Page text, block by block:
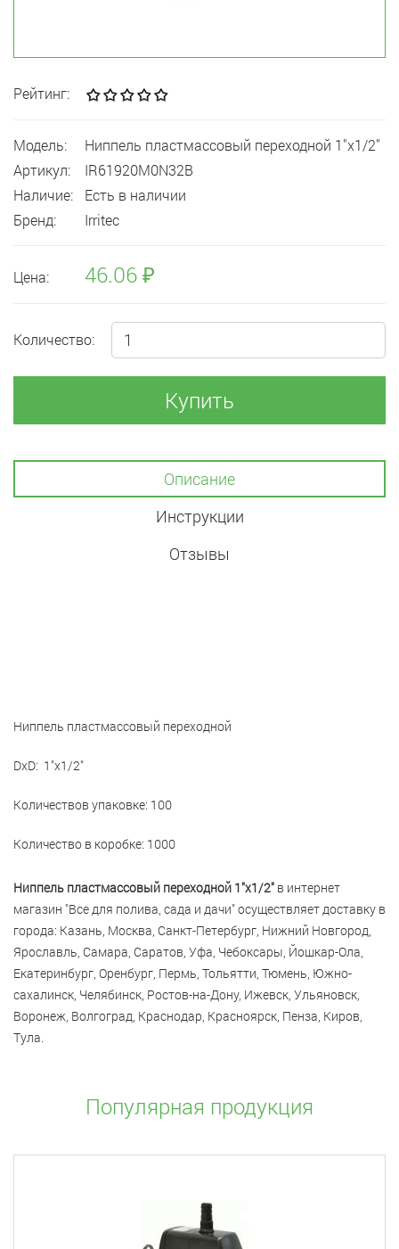
Рейтинг:
Модель:
Ниппель пластмассовый переходной 1"x1/2"
Артикул:
IR61920M0N32B
Наличие:
Есть в наличии
Бренд:
Irritec
Цена: 46.06 ₽
Количество:
Купить
Описание
Инструкции
Отзывы
Ниппель пластмассовый переходной
DxD: 1"x1/2"
Количествов упаковке: 100
Количество в коробке: 1000
Ниппель пластмассовый переходной 1"x1/2" в интернет
магазин "Все для полива, сада и дачи" осуществляет доставку в
города: Казань, Москва, Санкт-Петербург, Нижний Новгород,
Ярославль, Самара, Саратов, Уфа, Чебоксары, Йошкар-Ола,
Екатеринбург, Оренбург, Пермь, Тольятти, Тюмень, Южно-
сахалинск, Челябинск, Ростов-на-Дону, Ижевск, Ульяновск,
Воронеж, Волгоград, Краснодар, Красноярск, Пенза, Киров,
Тула.
Популярная продукция